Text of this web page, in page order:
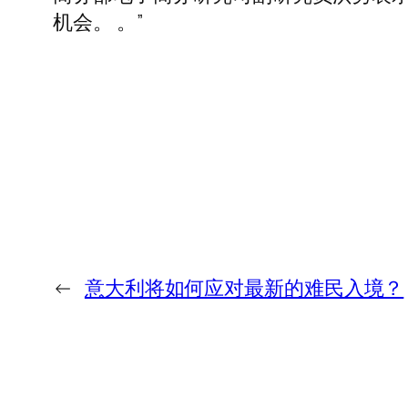
机会。 。”
← 意大利将如何应对最新的难民入境？